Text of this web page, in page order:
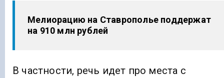
Мелиорацию на Ставрополье поддержат
на 910 млн рублей
В частности, речь идет про места с